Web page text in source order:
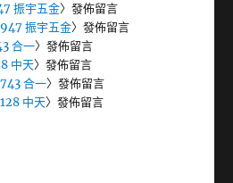
振宇五金〉發佈留言
振宇五金〉發佈留言
合一〉發佈留言
中天〉發佈留言
合一〉發佈留言
中天〉發佈留言